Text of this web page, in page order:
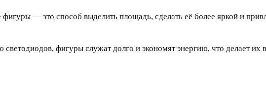
— это способ выделить площадь, сделать её более яркой и
светодиодов, фигуры служат долго и экономят энергию, что делает